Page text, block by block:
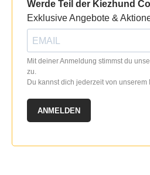
Werde Teil der Kiezhund
Exklusive Angebote &
Mit deiner Anmeldung stimmst du
zu.
Du kannst dich jederzeit von
ANMELDEN